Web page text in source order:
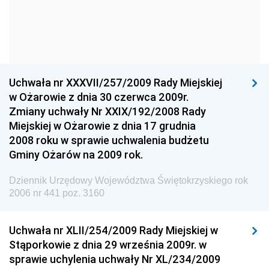
Dziennik Urzędowy Ministra Gospodarki
Dziennik Urzędowy Urzędu Ochrony Konkurencji i
Konsumentów
Dziennik Urzędowy Ministra Pracy i Polityki
Społecznej
Dziennik Urzędowy Urzędu Lotnictwa Cywilnego
Dziennik Urzędowy Ministerstwa Hutnictwa i
Przemysłu Maszynowego
Dziennik Urzędowy Ministerstwa Zdrowia i Opieki
Uchwała nr XXXVII/257/2009 Rady Miejskiej
w Ożarowie z dnia 30 czerwca 2009r.
Zmiany uchwały Nr XXIX/192/2008 Rady
Miejskiej w Ożarowie z dnia 17 grudnia
2008 roku w sprawie uchwalenia budżetu
Gminy Ożarów na 2009 rok.
Dziennik Urzędowy Województwa Świętokrzyskiego rok
2006 nr 441 poz. 3160
Uchwała nr XLII/254/2009 Rady Miejskiej w
Stąporkowie z dnia 29 września 2009r. w
sprawie uchylenia uchwały Nr XL/234/2009